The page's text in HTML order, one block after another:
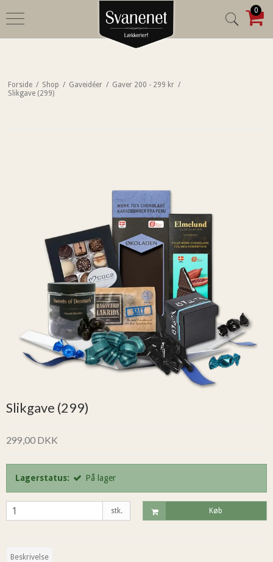
0
Forside / Shop / Gaveidéer / Gaver 200 - 299 kr /
Slikgave (299)
Slikgave (299)
299,00 DKK
Lagerstatus: På lager
stk. Køb
Beskrivelse